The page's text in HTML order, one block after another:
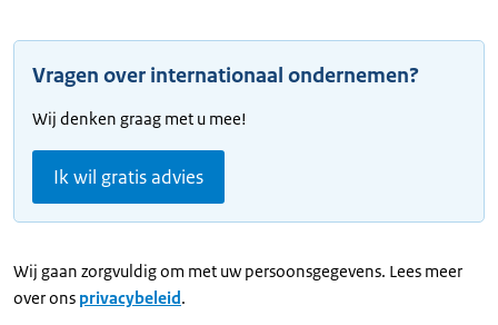
Vragen over internationaal ondernemen?
Wij denken graag met u mee!
Ik wil gratis advies
Wij gaan zorgvuldig om met uw persoonsgegevens. Lees meer
over ons privacybeleid.